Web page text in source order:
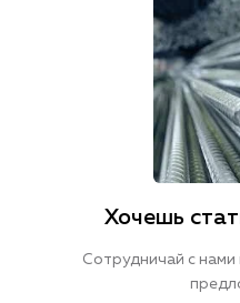
Хочешь
Сотрудничай с нами